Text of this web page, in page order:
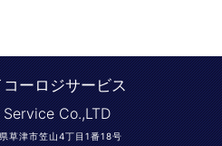
ーロジサービス
Co.,LTD
草津市笠山4丁目1番18号